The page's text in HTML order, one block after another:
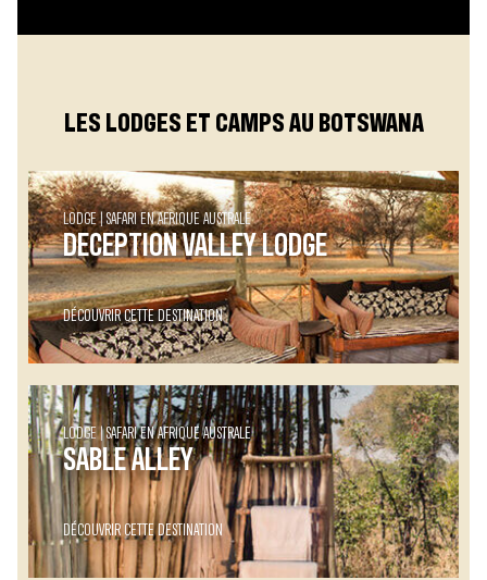
LES LODGES ET CAMPS AU BOTSWANA
LODGE SAFARI EN AFRIQUE AUSTRALE
DECEPTION VALLEY LODGE
DÉCOUVRIR CETTE DESTINATION
LODGE SAFARI EN AFRIQUE AUSTRALE
SABLE ALLEY
DÉCOUVRIR CETTE DESTINATION